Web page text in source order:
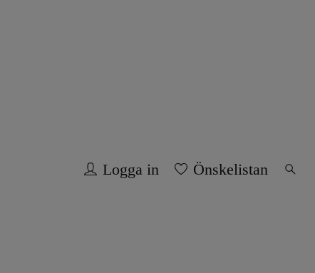
Logga in Önskelistan